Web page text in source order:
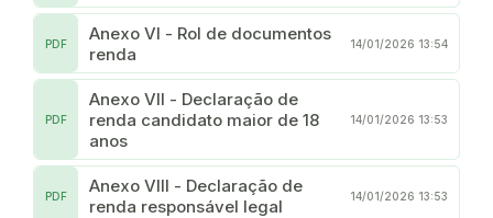
Anexo VI - Rol de documentos
renda
PDF 14/01/2026 13:54
Anexo VII - Declaração de
renda candidato maior de 18
anos
PDF 14/01/2026 13:53
Anexo VIII - Declaração de
renda responsável legal
PDF 14/01/2026 13:53